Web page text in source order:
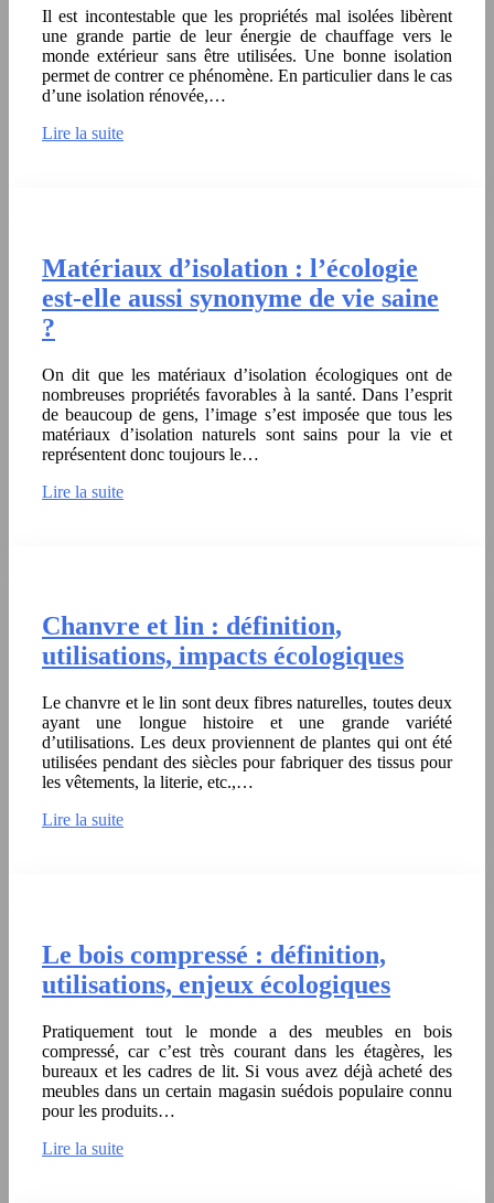
Il est incontestable que les propriétés mal isolées libèrent
une grande partie de leur énergie de chauffage vers le
monde extérieur sans être utilisées. Une bonne isolation
permet de contrer ce phénomène. En particulier dans le cas
d’une isolation rénovée,…
Lire la suite
Matériaux d’isolation : l’écologie
est-elle aussi synonyme de vie saine
?
On dit que les matériaux d’isolation écologiques ont de
nombreuses propriétés favorables à la santé. Dans l’esprit
de beaucoup de gens, l’image s’est imposée que tous les
matériaux d’isolation naturels sont sains pour la vie et
représentent donc toujours le…
Lire la suite
Chanvre et lin : définition,
utilisations, impacts écologiques
Le chanvre et le lin sont deux fibres naturelles, toutes deux
ayant une longue histoire et une grande variété
d’utilisations. Les deux proviennent de plantes qui ont été
utilisées pendant des siècles pour fabriquer des tissus pour
les vêtements, la literie, etc.,…
Lire la suite
Le bois compressé : définition,
utilisations, enjeux écologiques
Pratiquement tout le monde a des meubles en bois
compressé, car c’est très courant dans les étagères, les
bureaux et les cadres de lit. Si vous avez déjà acheté des
meubles dans un certain magasin suédois populaire connu
pour les produits…
Lire la suite